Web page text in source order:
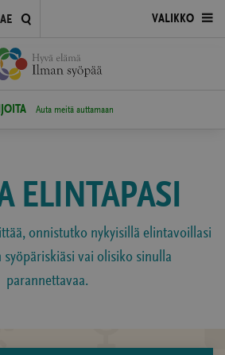
Auta meitä auttamaan
AVAA
VALIKKO
ELINTAPASI
onnistutko nykyisillä elintavoillasi
syöpäriskiäsi vai olisiko sinulla
parannettavaa.